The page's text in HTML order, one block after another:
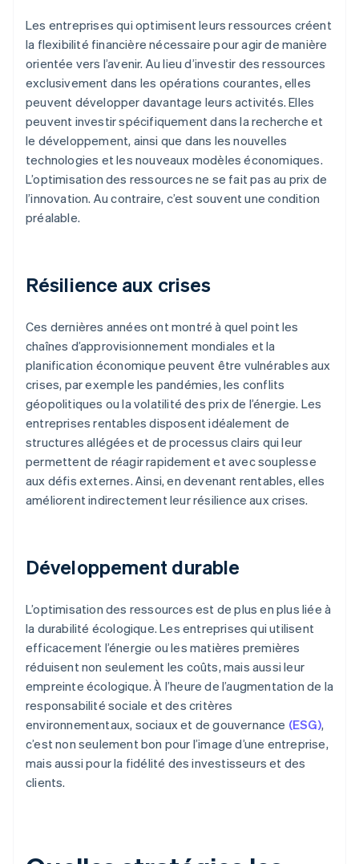
Les entreprises qui optimisent leurs ressources créent
la flexibilité financière nécessaire pour agir de manière
orientée vers l’avenir. Au lieu d’investir des ressources
exclusivement dans les opérations courantes, elles
peuvent développer davantage leurs activités. Elles
peuvent investir spécifiquement dans la recherche et
le développement, ainsi que dans les nouvelles
technologies et les nouveaux modèles économiques.
L’optimisation des ressources ne se fait pas au prix de
l’innovation. Au contraire, c’est souvent une condition
préalable.
Résilience aux crises
Ces dernières années ont montré à quel point les
chaînes d’approvisionnement mondiales et la
planification économique peuvent être vulnérables aux
crises, par exemple les pandémies, les conflits
géopolitiques ou la volatilité des prix de l’énergie. Les
entreprises rentables disposent idéalement de
structures allégées et de processus clairs qui leur
permettent de réagir rapidement et avec souplesse
aux défis externes. Ainsi, en devenant rentables, elles
améliorent indirectement leur résilience aux crises.
Développement durable
L’optimisation des ressources est de plus en plus liée à
la durabilité écologique. Les entreprises qui utilisent
efficacement l’énergie ou les matières premières
réduisent non seulement les coûts, mais aussi leur
empreinte écologique. À l’heure de l’augmentation de la
responsabilité sociale et des critères
environnementaux, sociaux et de gouvernance (ESG),
c’est non seulement bon pour l’image d’une entreprise,
mais aussi pour la fidélité des investisseurs et des
clients.